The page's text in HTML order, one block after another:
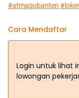
#atmagobanten
Cara Mendaftar
Login untuk lihat
lowongan